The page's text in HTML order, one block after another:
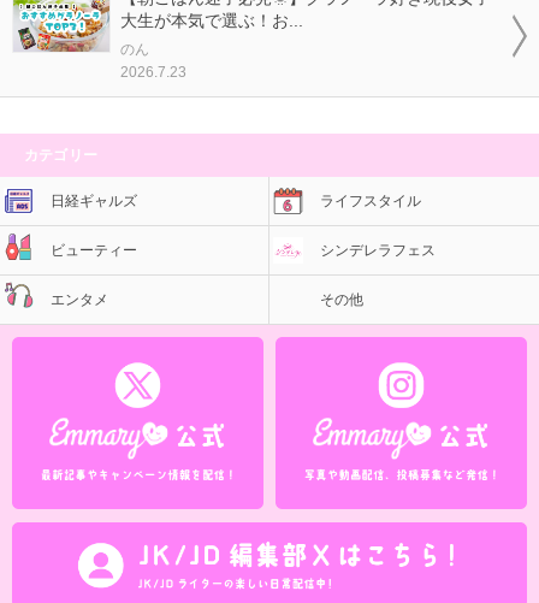
大生が本気で選ぶ！お...
のん
2026.7.23
カテゴリー
日経ギャルズ ライフスタイル
ビューティー シンデレラフェス
エンタメ その他